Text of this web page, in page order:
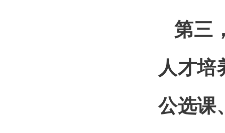
第三
人才培
公选课